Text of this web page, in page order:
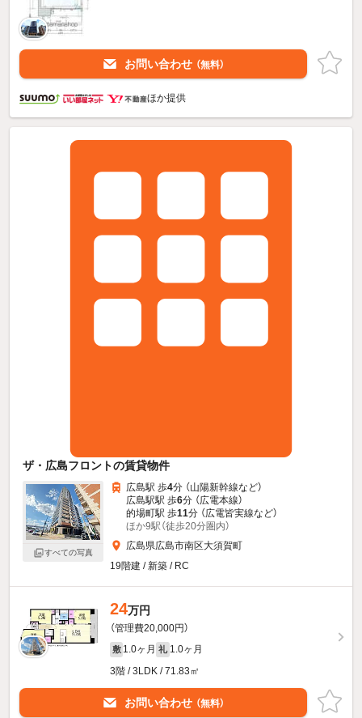
お問い合わせ （無料）
ほか提供
ザ・広島フロントの賃貸物件
すべての写真
広島駅 歩4分 （山陽新幹線など）
広島駅駅 歩6分 （広電本線）
的場町駅 歩11分 （広電皆実線など）
ほか9駅（徒歩20分圏内）
広島県広島市南区大須賀町
19階建 / 新築 / RC
24万円
（管理費20,000円）
敷 1.0ヶ月 礼 1.0ヶ月
3階 / 3LDK / 71.83㎡
お問い合わせ （無料）